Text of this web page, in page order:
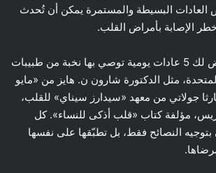
البسيطة والمستمرة يمكن أن تُحدث
الإصابة بأمراض القلب.
في هذا المقال، نعرض لك 5 عادات يومية توصي بها نخبة من طبيبات
مثل الدكتورة شارون ن. هايز من «مايو
جولاتي من معهد «سيدارز سيناي» للقلب،
مؤلفة كتاب «قلب أذكى للنساء». كل
بتوجيه النصائح فقط، بل تطبّقها على نفسها